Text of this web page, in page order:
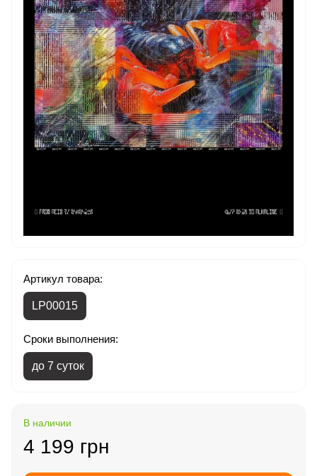
Артикул товара:
LP00015
Сроки выполнения:
до 7 суток
В наличии
4 199 грн